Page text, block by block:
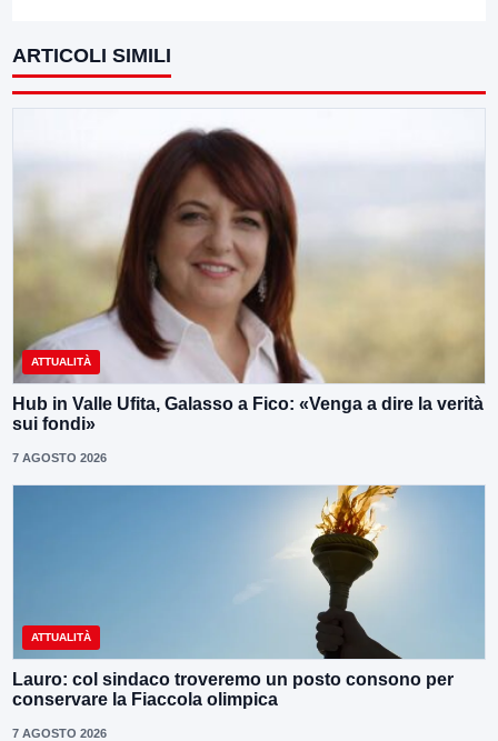
ARTICOLI SIMILI
ATTUALITÀ
Hub in Valle Ufita, Galasso a Fico: «Venga a dire la verità
sui fondi»
7 AGOSTO 2026
ATTUALITÀ
Lauro: col sindaco troveremo un posto consono per
conservare la Fiaccola olimpica
7 AGOSTO 2026